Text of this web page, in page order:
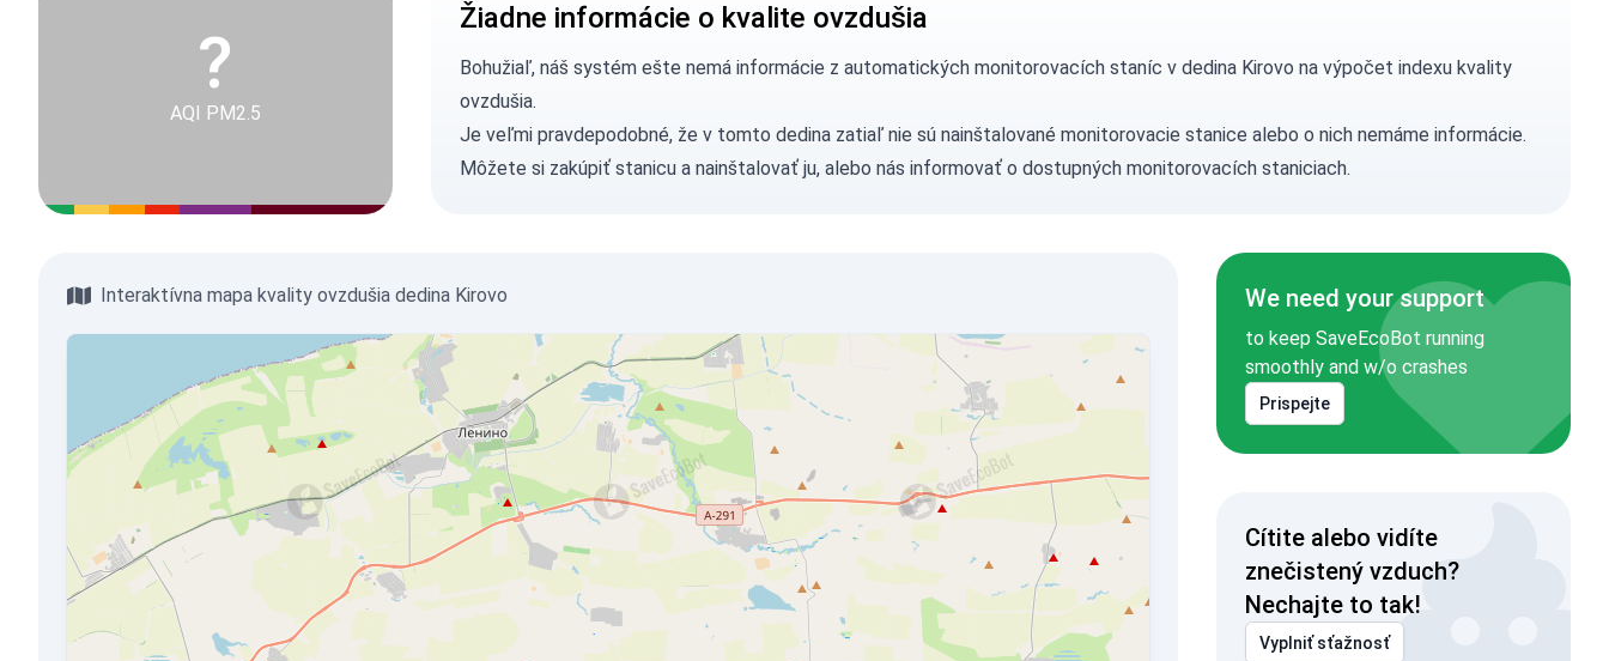
?
AQI PM2.5
Žiadne informácie o kvalite ovzdušia
Bohužiaľ, náš systém ešte nemá informácie z automatických monitorovacích staníc v dedina Kirovo na výpočet indexu kvality
ovzdušia.
Je veľmi pravdepodobné, že v tomto dedina zatiaľ nie sú nainštalované monitorovacie stanice alebo o nich nemáme informácie.
Môžete si zakúpiť stanicua nainštalovať ju, alebo nás informovaťo dostupných monitorovacích staniciach.
Interaktívna mapa kvality ovzdušia dedina Kirovo We need your support
to keep SaveEcoBot running
smoothly and w/o crashes
Prispejte
Cítite alebo vidíte
znečistený vzduch?
Nechajte to tak!
Vyplniť sťažnosť